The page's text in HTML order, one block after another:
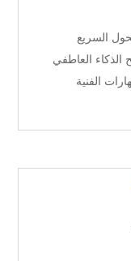
السريع
الذكاء العاطفي
الفنية